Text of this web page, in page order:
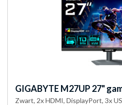
GIGABYTE M27UP 27"
Zwart, 2x HDMI, DisplayPort, 3x